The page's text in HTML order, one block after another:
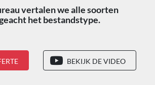
vertalen we alle soorten
het bestandstype.
BEKIJK DE VIDEO